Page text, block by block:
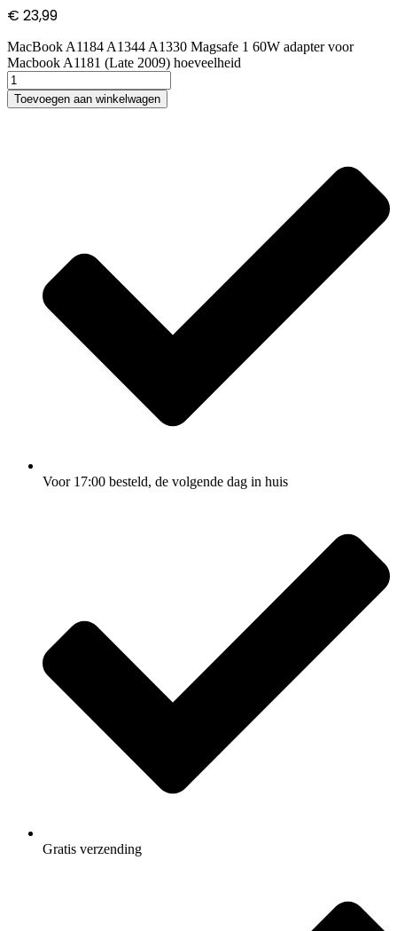
€ 23,99
MacBook A1184 A1344 A1330 Magsafe 1 60W adapter voor
Macbook A1181 (Late 2009) hoeveelheid
Toevoegen aan winkelwagen
Voor 17:00 besteld, de volgende dag in huis
Gratis verzending